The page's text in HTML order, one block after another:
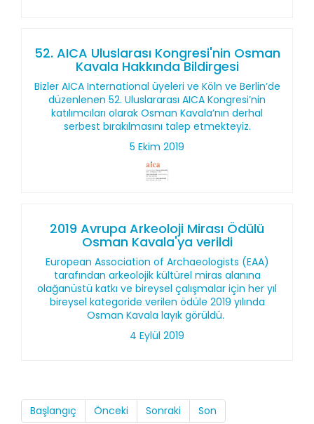
52. AICA Uluslarası Kongresi'nin Osman
Kavala Hakkında Bildirgesi
Bizler AICA International üyeleri ve Köln ve Berlin’de
düzenlenen 52. Uluslararası AICA Kongresi’nin
katılımcıları olarak Osman Kavala’nın derhal
serbest bırakılmasını talep etmekteyiz.
5 Ekim 2019
2019 Avrupa Arkeoloji Mirası Ödülü
Osman Kavala'ya verildi
European Association of Archaeologists (EAA)
tarafından arkeolojik kültürel miras alanına
olağanüstü katkı ve bireysel çalışmalar için her yıl
bireysel kategoride verilen ödüle 2019 yılında
Osman Kavala layık görüldü.
4 Eylül 2019
Başlangıç Önceki Sonraki Son